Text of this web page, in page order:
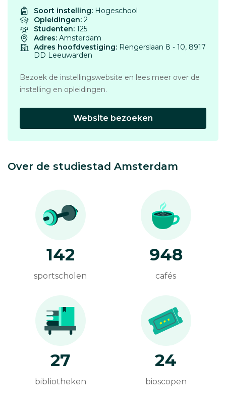
Soort instelling: Hogeschool
Opleidingen: 2
Studenten: 125
Adres: Amsterdam
Adres hoofdvestiging: Rengerslaan 8 - 10, 8917
DD Leeuwarden
Bezoek de instellingswebsite en lees meer over de
instelling en opleidingen.
Website bezoeken
Over de studiestad Amsterdam
142
sportscholen
948
cafés
27
bibliotheken
24
bioscopen